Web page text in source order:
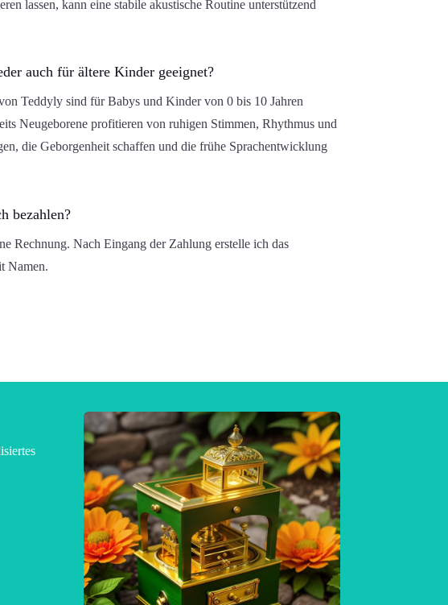
lassen, kann eine stabile akustische Routine unterstützend
auch für ältere Kinder geeignet?
Teddyly sind für Babys und Kinder von 0 bis 10 Jahren
Neugeborene profitieren von ruhigen Stimmen, Rhythmus und
die Geborgenheit schaffen und die frühe Sprachentwicklung
bezahlen?
Rechnung. Nach Eingang der Zahlung erstelle ich das
Namen.